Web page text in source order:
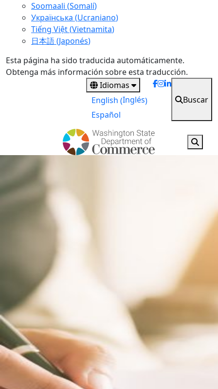
Soomaali (Somalí)
Українська (Ucraniano)
Tiếng Việt(Vietnamita)
日本語(Japonés)
Skip
to
Esta página ha sido traducida automáticamente.
Obtenga más información sobre esta traducción.
Idiomas
English (Inglés)
Español
Buscar